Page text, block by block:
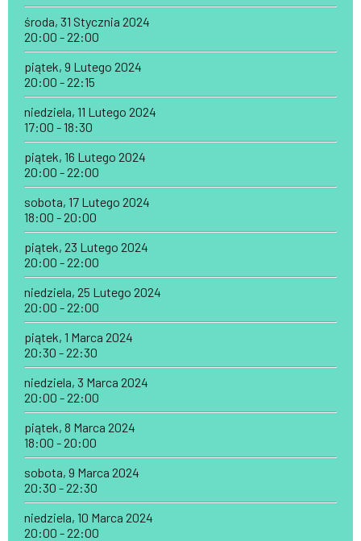
środa, 31 Stycznia 2024
20:00 - 22:00
piątek, 9 Lutego 2024
20:00 - 22:15
niedziela, 11 Lutego 2024
17:00 - 18:30
piątek, 16 Lutego 2024
20:00 - 22:00
sobota, 17 Lutego 2024
18:00 - 20:00
piątek, 23 Lutego 2024
20:00 - 22:00
niedziela, 25 Lutego 2024
20:00 - 22:00
piątek, 1 Marca 2024
20:30 - 22:30
niedziela, 3 Marca 2024
20:00 - 22:00
piątek, 8 Marca 2024
18:00 - 20:00
sobota, 9 Marca 2024
20:30 - 22:30
niedziela, 10 Marca 2024
20:00 - 22:00